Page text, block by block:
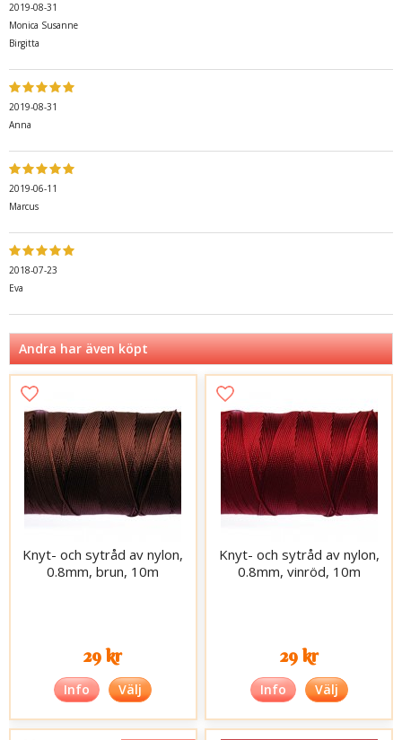
2019-08-31
Monica Susanne
Birgitta
2019-08-31
Anna
2019-06-11
Marcus
2018-07-23
Eva
Andra har även köpt
Knyt- och sytråd av nylon,
0.8mm, brun, 10m
29 kr
Info Välj
Knyt- och sytråd av nylon,
0.8mm, vinröd, 10m
29 kr
Info Välj